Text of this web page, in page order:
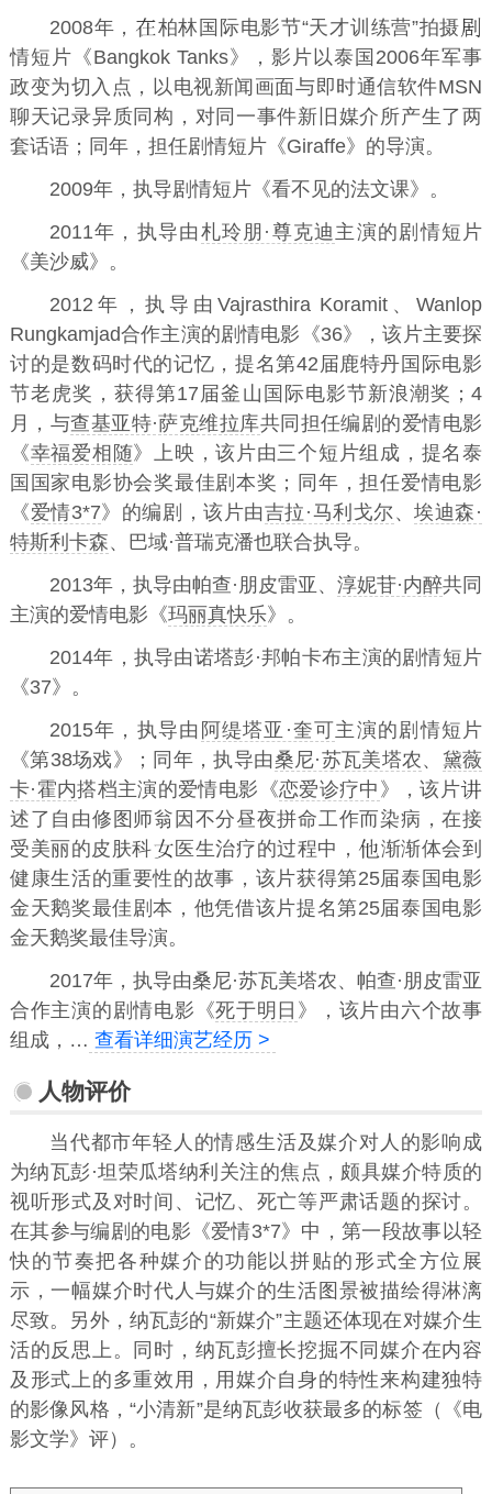
2008年，
柏林国际电影节“天才训练营”拍摄
情短片《Bangkok Tanks》，影片以泰国2006年军事
政变为切入点，以电视新闻画面与即时通信软件MSN
聊天记录异质同构，对同一事件新旧媒介所产生了两
套话语；同年，担任剧情短片《Giraffe》的导演。
2009年，执导剧情短片《看不见的法文课》。
2011年，执导由札玲朋·尊克迪 主演的剧情短片
《美沙威》。
2012年，执导由Vajrasthira Koramit、Wanlop
Rungkamjad合作主演的剧情电影《36》，该片主要探
讨的是数码时代的记忆，提名第42届鹿特丹国际电影
节老虎奖，获得第17届釜山国际电影节新浪潮奖；4
月，与查基亚特·萨克维拉库共同担任编剧的爱情电影
《幸福爱相随》上映，该片由三个短片组成，提名泰
国国家电影协会奖最佳剧本奖；同年，担任爱情电影
《爱情3*7》的编剧，该片由吉拉·马利戈尔 、埃迪森·
特斯利卡森、巴域·普瑞克潘也联合执导。
2013年，执导由帕查·朋皮雷亚、淳妮苷·内醉共同
主演的爱情电影《玛丽真快乐》。
2014年，执导由诺塔彭·邦帕卡布主演的剧情短片
《37》。
2015年，执导由 阿缇塔亚·奎可主演的剧情短片
《第38场戏》；同年，执导由桑尼·苏瓦美塔农、 黛薇
卡·霍内搭档主演的爱情电影《恋爱诊疗中 》，该片
述了自由修图师翁因不分昼夜拼命工作而染病，在接
受美丽的皮肤科
医生治疗的过程中，
渐渐体会到
健康生活的重要性的故事，该片获得第25届泰国电影
金天鹅奖最佳剧本，他凭借该片提名第25届泰国电影
金天鹅奖最佳导演。
2017年，执导由桑尼·苏瓦美塔农、帕查·朋皮雷亚
合作主演的剧情电影《死于明日 》，该片由六个故事
组成，… 查看详细演艺经历 >
人物评价
当代都市年轻人的情感生活及媒介对人的影响成
为纳瓦彭·坦荣瓜塔纳利关注的焦点，颇具媒介特质的
视听形式及对时间、记忆、死亡等严肃话题的探讨。
在其参与编剧的电影《爱情3*7》中，第一段故事以轻
快的节奏把各种媒介的功能以拼贴的形式全方位展
示，一幅媒介时代人与媒介的生活图景被描绘得淋漓
尽致。另外，纳瓦彭的“新媒介”主题还体现在对媒介生
活的反思上。同时，纳瓦彭擅长挖掘不同媒介在内容
及形式上的多重效用，用媒介自身的特性来构建独特
的影像风格，“小清新”是纳瓦彭收获最多的标签（《电
影文学》评）。